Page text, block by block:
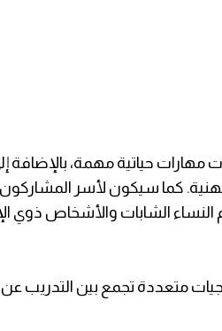
حياتية مهمة، بالإضافة
كما سيكون لأسر
الشابات والأشخاص ذوي
متعددة تجمع بين التدريب